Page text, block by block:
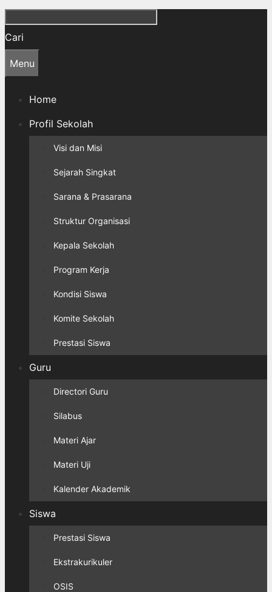
Cari
Menu
Home
Profil Sekolah
Visi dan Misi
Sejarah Singkat
Sarana & Prasarana
Struktur Organisasi
Kepala Sekolah
Program Kerja
Kondisi Siswa
Komite Sekolah
Prestasi Siswa
Guru
Directori Guru
Silabus
Materi Ajar
Materi Uji
Kalender Akademik
Siswa
Prestasi Siswa
Ekstrakurikuler
OSIS